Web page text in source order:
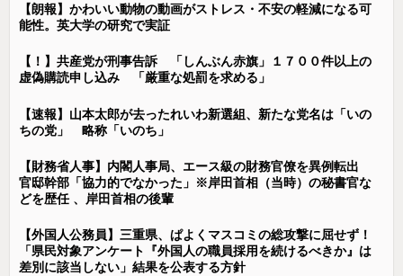
【朗報】かわいい動物の動画がストレス・不安の軽減になる可
能性。英大学の研究で実証
【！】共産党が刑事告訴 「しんぶん赤旗」１７００件以上の
虚偽購読申し込み 「厳重な処罰を求める」
【速報】山本太郎が去ったれいわ新選組、新たな党名は「いの
ちの党」 略称「いのち」
【財務省人事】内閣人事局、エース級の財務官僚を異例転出
官邸幹部「協力的でなかった」※岸田首相（当時）の秘書官な
どを歴任 、岸田首相の後輩
【外国人公務員】三重県、ぱよくマスコミの総攻撃に屈せず！
「県民対象アンケート『外国人の職員採用を続けるべきか』は
差別に該当しない」結果を公表する方針